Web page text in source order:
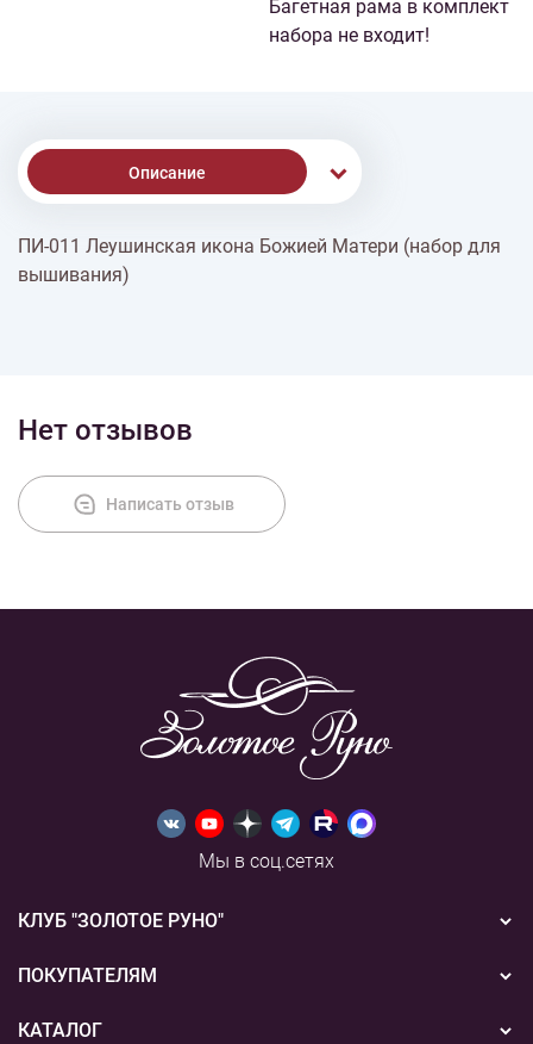
Багетная рама в комплект
набора не входит!
Описание
Доставка
ПИ-011 Леушинская икона Божией Матери (набор для
вышивания)
Нет отзывов
Написать отзыв
Мы в соц.сетях
КЛУБ "ЗОЛОТОЕ РУНО"
Новости
Акции
ПОКУПАТЕЛЯМ
Бонусная система
КАТАЛОГ